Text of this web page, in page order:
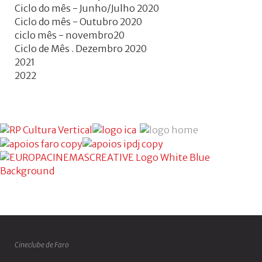
Ciclo do mês - Junho/Julho 2020
Ciclo do mês - Outubro 2020
ciclo mês - novembro20
Ciclo de Mês . Dezembro 2020
2021
2022
Cineclube de Faro